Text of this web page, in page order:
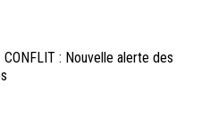
CONFLIT : Nouvelle alerte des